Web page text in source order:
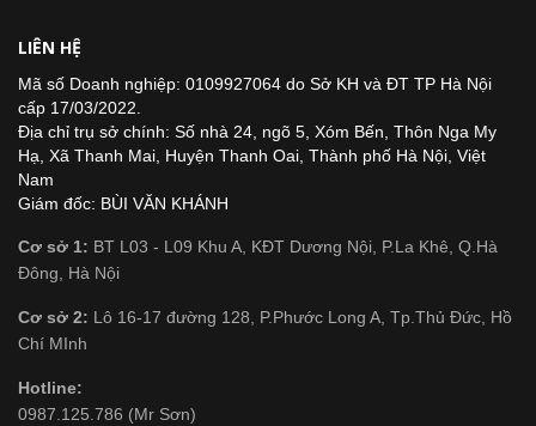
LIÊN HỆ
Mã số Doanh nghiệp: 0109927064 do Sở KH và ĐT TP Hà Nội
cấp 17/03/2022.
Địa chỉ trụ sở chính: Số nhà 24, ngõ 5, Xóm Bến, Thôn Nga My
Hạ, Xã Thanh Mai, Huyện Thanh Oai, Thành phố Hà Nội, Việt
Nam
Giám đốc: BÙI VĂN KHÁNH
Cơ sở 1: BT L03 - L09 Khu A, KĐT Dương Nội, P.La Khê, Q.Hà
Đông, Hà Nội
Cơ sở 2: Lô 16-17 đường 128, P.Phước Long A, Tp.Thủ Đức, Hồ
Chí MInh
Hotline:
0987.125.786 (Mr Sơn)